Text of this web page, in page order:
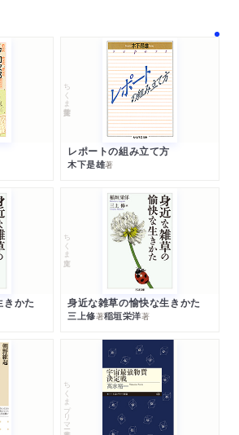
ちくま学芸文庫
レポートの組み立て方
木下是雄著
きかた
ちくま文庫
身近な雑草の愉快な生きかた
三上修著稲垣栄洋著
ちくまプリマー新書